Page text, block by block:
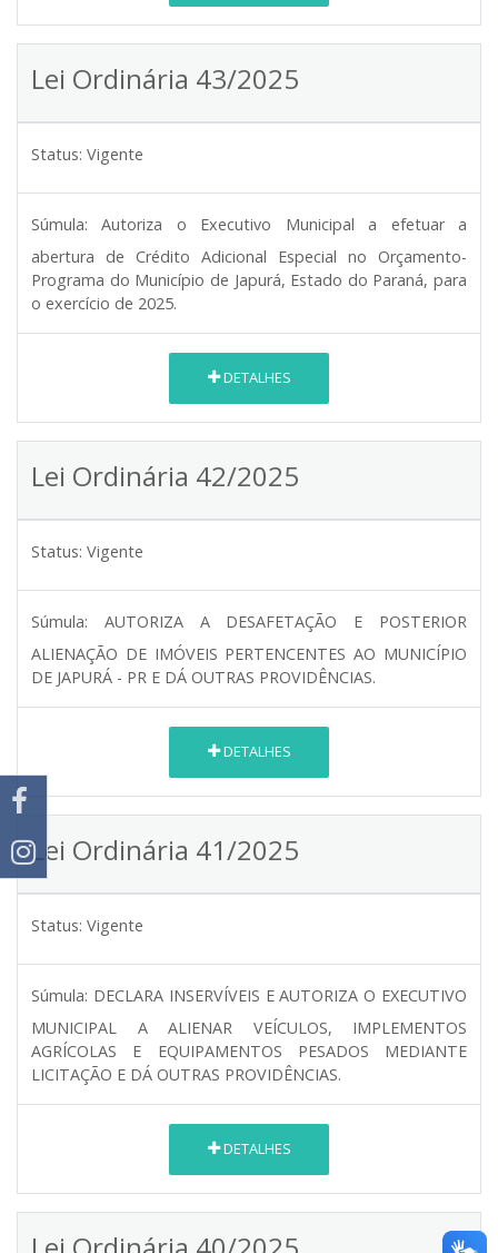
Lei Ordinária 43/2025
Status: Vigente
Súmula:
Autoriza o Executivo Municipal a efetuar a
abertura de Crédito Adicional Especial no Orçamento-
Programa do Município de Japurá, Estado do Paraná, para
o exercício de 2025.
DETALHES
Lei Ordinária 42/2025
Status: Vigente
Súmula:
AUTORIZA A DESAFETAÇÃO E POSTERIOR
ALIENAÇÃO DE IMÓVEIS PERTENCENTES AO MUNICÍPIO
DE JAPURÁ - PR E DÁ OUTRAS PROVIDÊNCIAS.
DETALHES
Lei Ordinária 41/2025
Status: Vigente
Súmula: DECLARA INSERVÍVEIS E AUTORIZA O EXECUTIVO
MUNICIPAL A ALIENAR VEÍCULOS, IMPLEMENTOS
AGRÍCOLAS E EQUIPAMENTOS PESADOS MEDIANTE
LICITAÇÃO E DÁ OUTRAS PROVIDÊNCIAS.
DETALHES